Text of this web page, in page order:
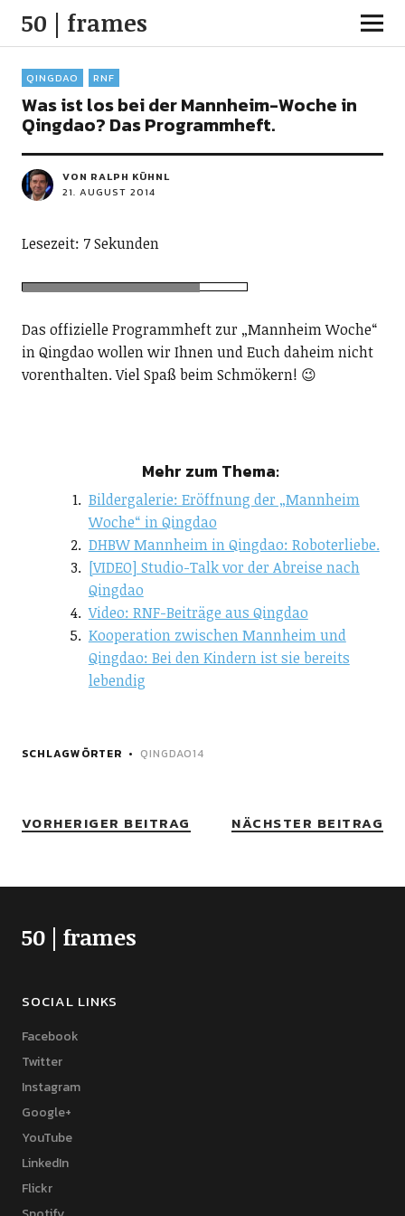
50 | frames
QINGDAO RNF
Was ist los bei der Mannheim-Woche in
Qingdao? Das Programmheft.
VON RALPH KÜHNL
21. AUGUST 2014
Lesezeit: 7 Sekunden
Das offizielle Programmheft zur „Mannheim Woche“
in Qingdao wollen wir Ihnen und Euch daheim nicht
vorenthalten. Viel Spaß beim Schmökern! 😉
Mehr zum Thema:
Bildergalerie: Eröffnung der „Mannheim
Woche“ in Qingdao
DHBW Mannheim in Qingdao: Roboterliebe.
[VIDEO] Studio-Talk vor der Abreise nach
Qingdao
Video: RNF-Beiträge aus Qingdao
Kooperation zwischen Mannheim und
Qingdao: Bei den Kindern ist sie bereits
lebendig
SCHLAGWÖRTER QINGDAO14
VORHERIGER BEITRAG NÄCHSTER BEITRAG
50 | frames
SOCIAL LINKS
Facebook
Twitter
Instagram
Google+
YouTube
LinkedIn
Flickr